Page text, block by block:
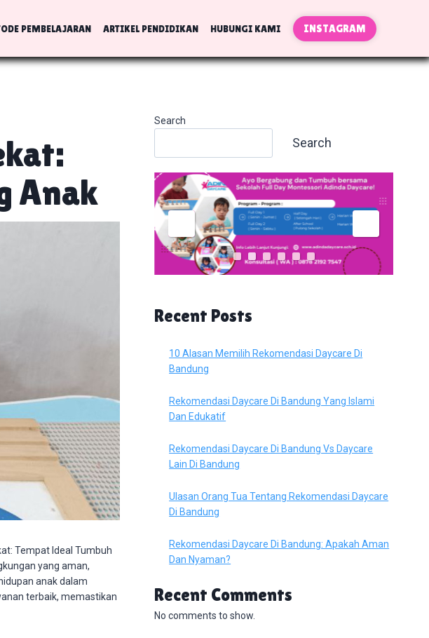
PEMBELAJARAN ARTIKEL PENDIDIKAN HUBUNGI KAMI INSTAGRAM
Anak
Tempat Ideal Tumbuh
yang aman,
anak dalam
terbaik, memastikan
Search
Search
Recent Posts
10 Alasan Memilih Rekomendasi Daycare Di
Bandung
Rekomendasi Daycare Di Bandung Yang Islami
Dan Edukatif
Rekomendasi Daycare Di Bandung Vs Daycare
Lain Di Bandung
Ulasan Orang Tua Tentang Rekomendasi Daycare
Di Bandung
Rekomendasi Daycare Di Bandung: Apakah Aman
Dan Nyaman?
Recent Comments
No comments to show.